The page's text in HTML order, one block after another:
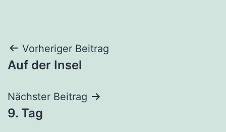
Beitragsnavigation
Vorheriger Beitrag
Auf der Insel
Nächster Beitrag
9. Tag